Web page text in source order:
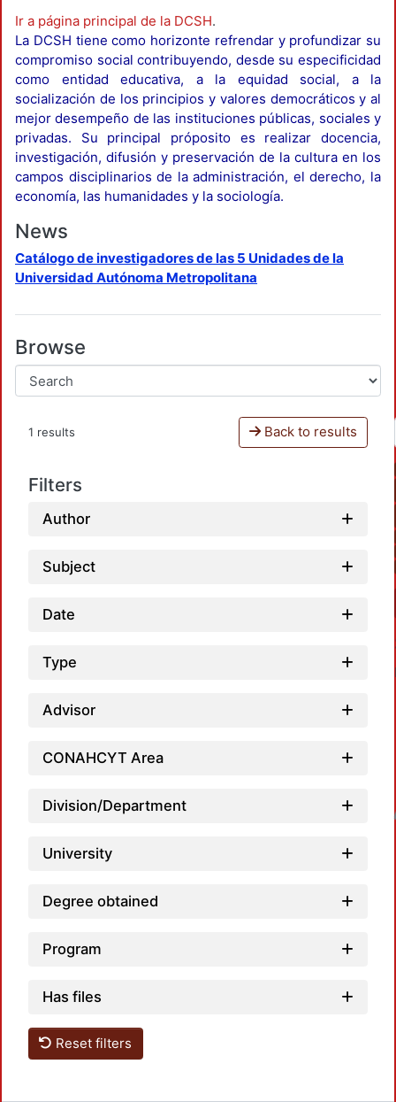
Ir a página principal de la DCSH.
La DCSH tiene como horizonte refrendar y profundizar su
compromiso social contribuyendo, desde su especificidad
como entidad educativa, a la equidad social, a la
socialización de los principios y valores democráticos y al
mejor desempeño de las instituciones públicas, sociales y
privadas. Su principal próposito es realizar docencia,
investigación, difusión y preservación de la cultura en los
campos disciplinarios de la administración, el derecho, la
economía, las humanidades y la sociología.
News
Catálogo de investigadores de las 5 Unidades de la
Universidad Autónoma Metropolitana
Browse
1 results Back to results
Filters
Author
Subject
Date
Type
Advisor
CONAHCYT Area
Division/Department
University
Degree obtained
Program
Has files
Reset filters